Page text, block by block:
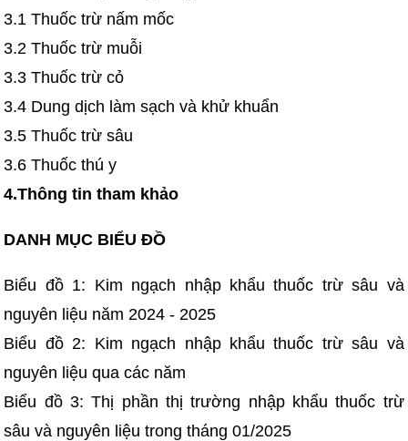
3.1 Thuốc trừ nấm mốc
3.2 Thuốc trừ muỗi
3.3 Thuốc trừ cỏ
3.4 Dung dịch làm sạch và khử khuẩn
3.5 Thuốc trừ sâu
3.6 Thuốc thú y
4.Thông tin tham khảo
DANH MỤC BIỂU ĐỒ
Biểu đồ 1: Kim ngạch nhập khẩu thuốc trừ sâu và
nguyên liệu năm 2024 - 2025
Biểu đồ 2: Kim ngạch nhập khẩu thuốc trừ sâu và
nguyên liệu qua các năm
Biểu đồ 3: Thị phần thị trường nhập khẩu thuốc trừ
sâu và nguyên liệu trong tháng 01/2025